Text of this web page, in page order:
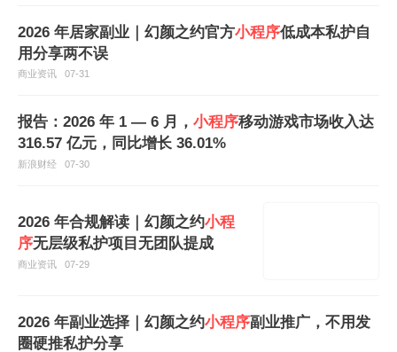
2026 年居家副业｜幻颜之约官方小程序低成本私护自
用分享两不误
商业资讯 07-31
报告：2026 年 1 — 6 月， 小程序移动游戏市场收入达
316.57 亿元，同比增长 36.01%
新浪财经 07-30
2026 年合规解读｜幻颜之约小程
序无层级私护项目无团队提成
商业资讯 07-29
2026 年副业选择｜幻颜之约小程序副业推广，不用发
圈硬推私护分享